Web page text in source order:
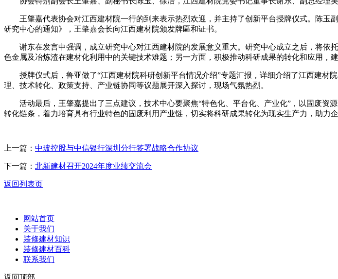
王肇嘉代表协会对江西建材院一行的到来表示热烈欢迎，并主持了创新平台授牌仪式。陈玉
研究中心的通知》，王肇嘉会长向江西建材院颁发牌匾和证书。
谢东在发言中强调，成立研究中心对江西建材院的发展意义重大。研究中心成立之后，将依
色金属及冶炼渣在建材化利用中的关键技术难题；另一方面，积极推动科研成果的转化和应用，
授牌仪式后，鲁亚做了“江西建材院科研创新平台情况介绍”专题汇报，详细介绍了江西建材
理、技术转化、政策支持、产业链协同等议题展开深入探讨，现场气氛热烈。
活动最后，王肇嘉提出了三点建议，技术中心要聚焦“特色化、平台化、产业化”，以固废资
转化链条，着力培育具有行业特色的固废利用产业链，切实将科研成果转化为现实生产力，助力
上一篇： 中玻控股与中信银行深圳分行签署战略合作协议
下一篇： 北新建材召开2024年度业绩交流会
返回列表页
网站首页
关于我们
装修建材知识
装修建材百科
联系我们
返回顶部